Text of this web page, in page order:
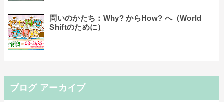
問いのかたち：Why? からHow? へ（World
Shiftのために）
ブログ アーカイブ